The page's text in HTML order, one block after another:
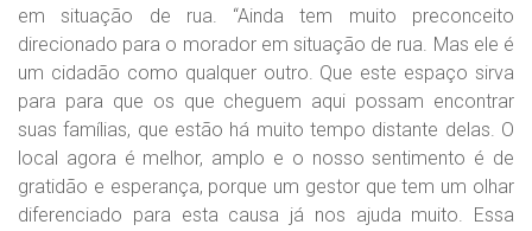
em situação de rua. “Ainda tem muito preconceito
direcionado para o morador em situação de rua. Mas ele é
um cidadão como qualquer outro. Que este espaço sirva
para para que os que cheguem aqui possam encontrar
suas famílias, que estão há muito tempo distante delas. O
local agora é melhor, amplo e o nosso sentimento é de
gratidão e esperança, porque um gestor que tem um olhar
diferenciado para esta causa já nos ajuda muito. Essa